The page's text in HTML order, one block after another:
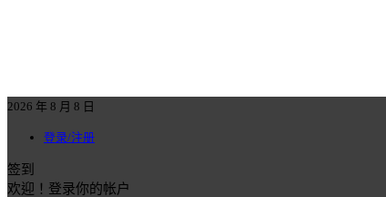
2026 年 8 月 8 日
登录/注册
签到
欢迎！登录你的帐户